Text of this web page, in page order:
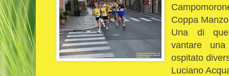
Coppa
Una di
vantare
ospitato
Luciano